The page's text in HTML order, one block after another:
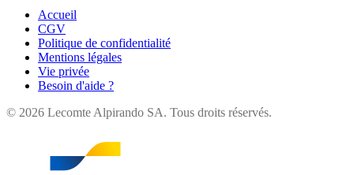
Accueil
CGV
Politique de confidentialité
Mentions légales
Vie privée
Besoin d'aide ?
© 2026 Lecomte Alpirando SA. Tous droits réservés.